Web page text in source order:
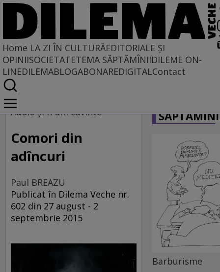
Home LA ZI ÎN CULTURĂEDITORIALE ȘI
OPINIISOCIETATETEMA SĂPTĂMÎNIIDILEME ON-
LINEDILEMABLOGABONAREDIGITALContact
Home
La zi în cultură
MUZICĂ
Audio şi n-am cuvinte
Comori din
adîncuri
Paul BREAZU
Publicat în Dilema Veche nr.
602 din 27 august - 2
septembrie 2015
Barburisme